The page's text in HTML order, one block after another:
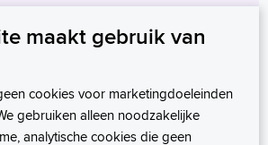
maakt gebruik van
cookies voor marketingdoeleinden
gebruiken alleen noodzakelijke
analytische cookies die geen